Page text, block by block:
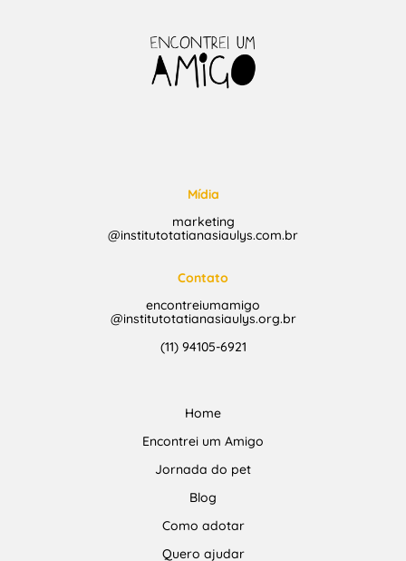
Mídia
marketing
@institutotatianasiaulys.com.br
Contato
encontreiumamigo
@institutotatianasiaulys.org.br
(11) 94105-6921
Home
Encontrei um Amigo
Jornada do pet
Blog
Como adotar
Quero ajudar